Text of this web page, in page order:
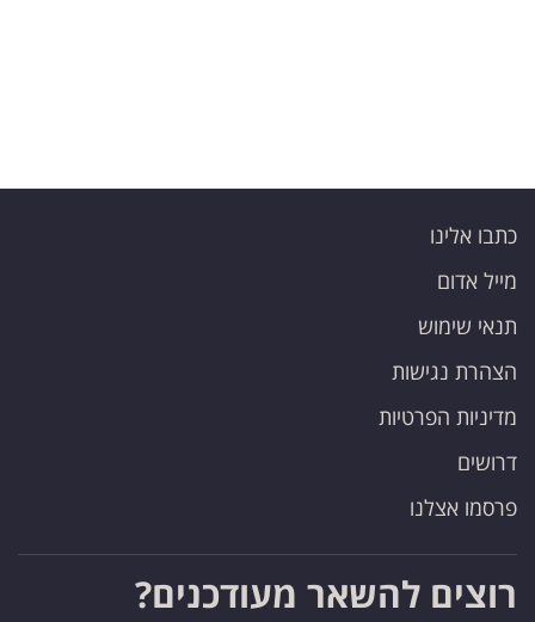
כתבו אלינו
מייל אדום
תנאי שימוש
הצהרת נגישות
מדיניות הפרטיות
דרושים
פרסמו אצלנו
רוצים להשאר מעודכנים?